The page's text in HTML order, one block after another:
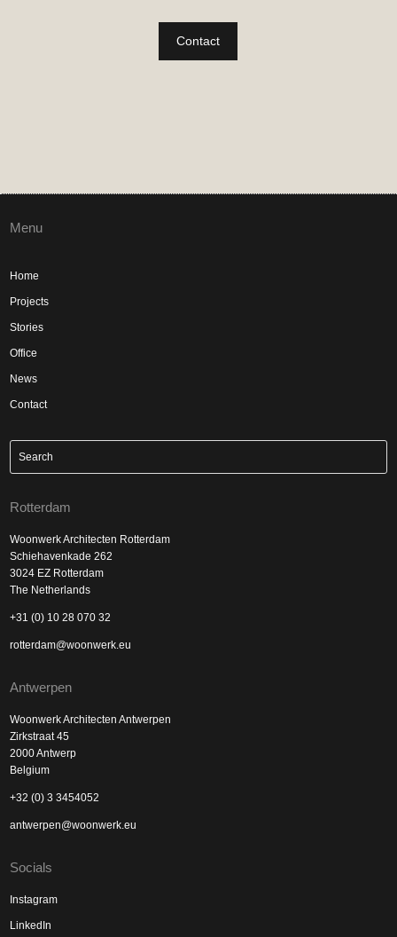
Contact
Menu
Home
Projects
Stories
Office
News
Contact
Rotterdam
Woonwerk Architecten Rotterdam
Schiehavenkade 262
3024 EZ Rotterdam
The Netherlands
+31 (0) 10 28 070 32
rotterdam@woonwerk.eu
Antwerpen
Woonwerk Architecten Antwerpen
Zirkstraat 45
2000 Antwerp
Belgium
+32 (0) 3 3454052
antwerpen@woonwerk.eu
Socials
Instagram
LinkedIn